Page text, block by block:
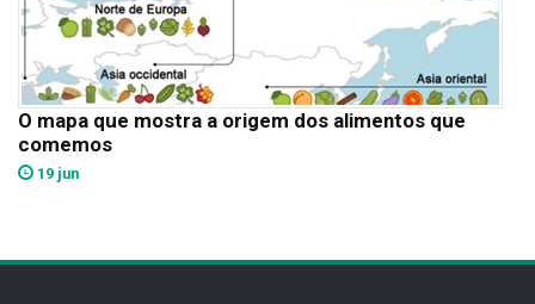
O mapa que mostra a origem dos alimentos que
comemos
19 jun